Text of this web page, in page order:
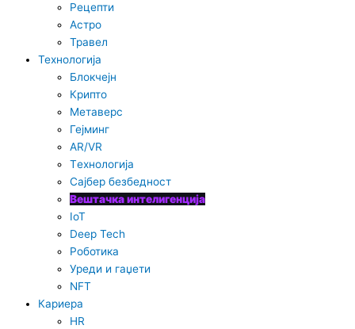
Рецепти
Астро
Травел
Технологија
Блокчејн
Крипто
Метаверс
Гејминг
AR/VR
Tехнологија
Сајбер безбедност
Вештачка интелигенција
IoT
Deep Tech
Роботика
Уреди и гаџети
NFT
Кариера
HR